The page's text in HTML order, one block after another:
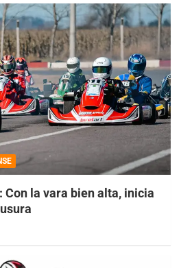
Con la vara bien alta, inicia